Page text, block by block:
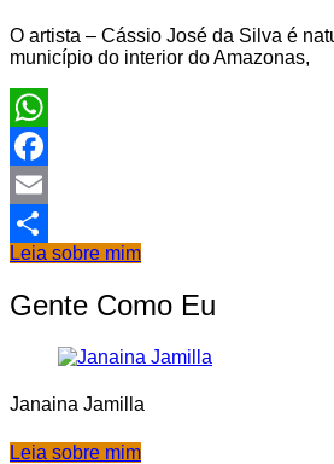
O artista – Cássio José da Silva é
município do interior do Amazonas,
WhatsApp
Facebook
Email
Share
Leia sobre mim
Gente Como Eu
Janaina Jamilla
Leia sobre mim